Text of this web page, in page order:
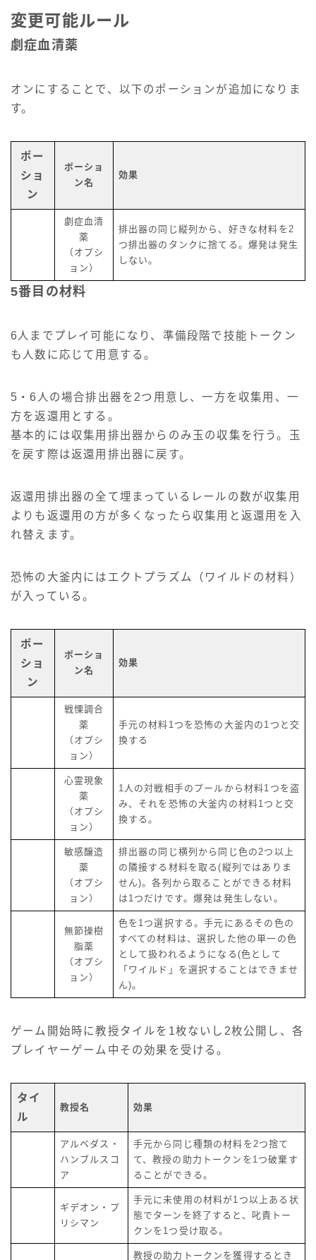
変更可能ルール
劇症血清薬
オンにすることで、以下のポーションが追加になりま
す。
ポー
ショ
ン
ポーショ
ン名
効果
劇症血清
薬
（オプシ
ョン）
排出器の同じ縦列から、好きな材料を2
つ排出器のタンクに捨てる。爆発は発生
しない。
5番目の材料
6人までプレイ可能になり、準備段階で技能トークン
も人数に応じて用意する。
5・6人の場合排出器を2つ用意し、一方を収集用、一
方を返還用とする。
基本的には収集用排出器からのみ玉の収集を行う。玉
を戻す際は返還用排出器に戻す。
返還用排出器の全て埋まっているレールの数が収集用
よりも返還用の方が多くなったら収集用と返還用を入
れ替えます。
恐怖の大釜内にはエクトプラズム（ワイルドの材料）
が入っている。
ポー
ショ
ン
ポーショ
ン名
効果
戦慄調合
薬
（オプシ
ョン）
手元の材料1つを恐怖の大釜内の1つと交
換する
心霊現象
薬
（オプシ
ョン）
1人の対戦相手のプールから材料1つを盗
み、それを恐怖の大釜内の材料1つと交
換する。
敏感醸造
薬
（オプシ
ョン）
排出器の同じ横列から同じ色の2つ以上
の隣接する材料を取る(縦列ではありま
せん)。各列から取ることができる材料
は1つだけです。爆発は発生しない。
無節操樹
脂薬
（オプシ
ョン）
色を1つ選択する。手元にあるその色の
すべての材料は、選択した他の単一の色
として扱われるようになる(色として
「ワイルド」を選択することはできませ
ん)。
ゲーム開始時に教授タイルを1枚ないし2枚公開し、各
プレイヤーゲーム中その効果を受ける。
タイ
ル
教授名 効果
アルベダス・
ハンブルスコ
ア
手元から同じ種類の材料を2つ捨て
て、教授の助力トークンを1つ破棄す
ることができる。
ギデオン・プ
リシマン
手元に未使用の材料が1つ以上ある状
態でターンを終了すると、叱責トー
クンを1つ受け取る。
教授の助力トークンを獲得するとき